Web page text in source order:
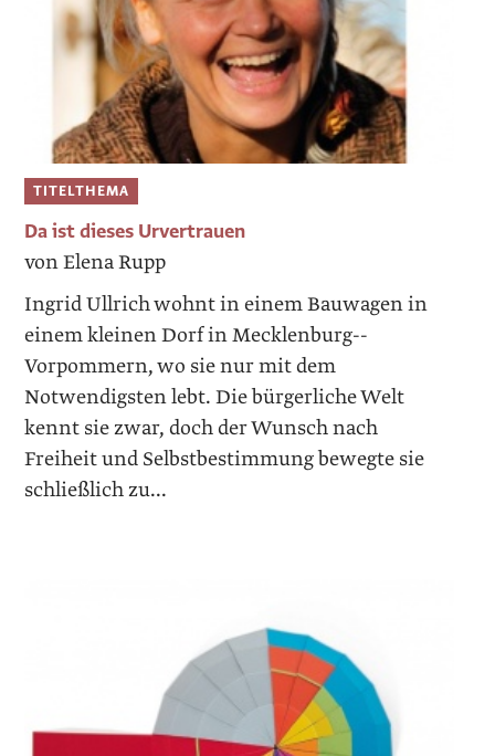
TITELTHEMA
Da ist dieses Urvertrauen
von Elena Rupp
Ingrid Ullrich wohnt in einem Bauwagen in
einem kleinen Dorf in Mecklenburg-­
Vorpommern, wo sie nur mit dem
Notwendigsten lebt. Die ­bürgerliche Welt
kennt sie zwar, doch der Wunsch nach
Freiheit und Selbstbestimmung bewegte sie
schließlich zu...